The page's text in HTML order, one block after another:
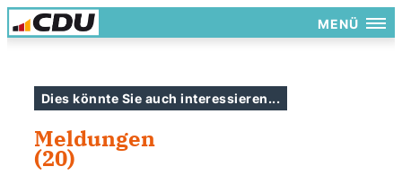
MENÜ
Dies könnte Sie auch interessieren...
Meldungen
(20)